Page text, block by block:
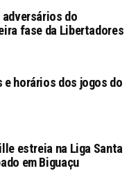
adversários do
fase da Libertadores
e horários dos jogos do
estreia na Liga Santa
em Biguaçu